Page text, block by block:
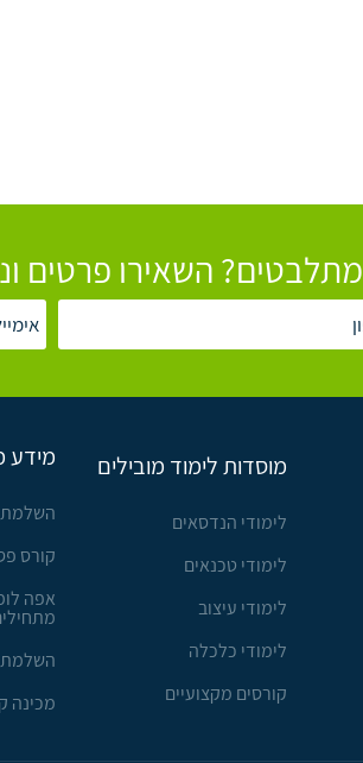
מתלבטים? השאירו פרטים
מוסדות לימוד מובילים
לימודי הנדסאים
לימודי טכנאים
לימודי עיצוב
לימודי כלכלה
קורסים מקצועיים
מידע
השלמת
קורס
אפה
השלמת
מכינה